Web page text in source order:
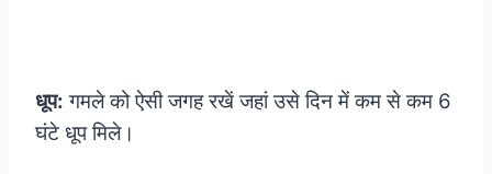
धूप: गमले को ऐसी जगह रखें जहां उसे दिन में कम से कम 6
घंटे धूप मिले।